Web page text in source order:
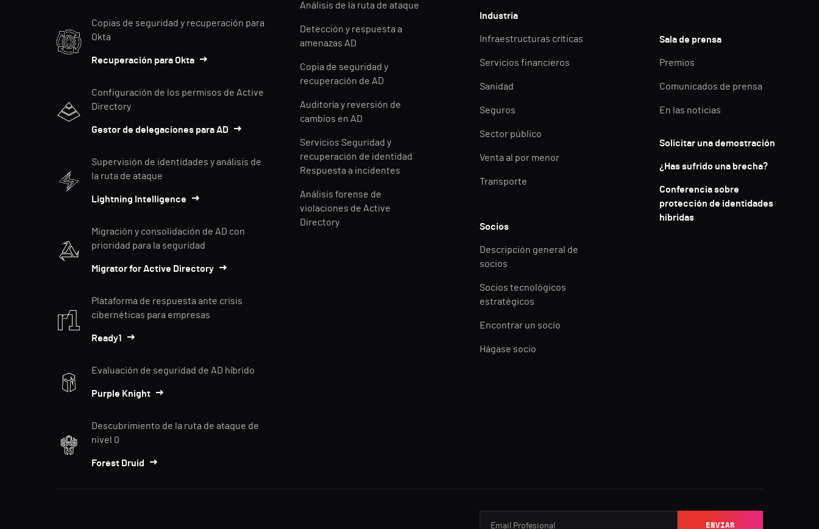
Copias de seguridad y recuperación para
Okta
Recuperación para Okta
Configuración de los permisos de Active
Directory
Gestor de delegaciones para AD
Supervisión de identidades y análisis de
la ruta de ataque
Lightning Intelligence
Migración y consolidación de AD con
prioridad para la seguridad
Migrator for Active Directory
Plataforma de respuesta ante crisis
cibernéticas para empresas
Ready1
Evaluación de seguridad de AD híbrido
Purple Knight
Descubrimiento de la ruta de ataque de
nivel 0
Forest Druid
Análisis de la ruta de ataque
Detección y respuesta a
amenazas AD
Copia de seguridad y
recuperación de AD
Auditoría y reversión de
cambios en AD
Servicios Seguridad y
recuperación de identidad
Respuesta a incidentes
Análisis forense de
violaciones de Active
Directory
Industria
Infraestructuras críticas
Servicios financieros
Sanidad
Seguros
Sector público
Venta al por menor
Transporte
Socios
Descripción general de
socios
Socios tecnológicos
estratégicos
Encontrar un socio
Hágase socio
Sala de prensa
Premios
Comunicados de prensa
En las noticias
Solicitar una demostración
¿Has sufrido una brecha?
Conferencia sobre
protección de identidades
híbridas
ENVIAR